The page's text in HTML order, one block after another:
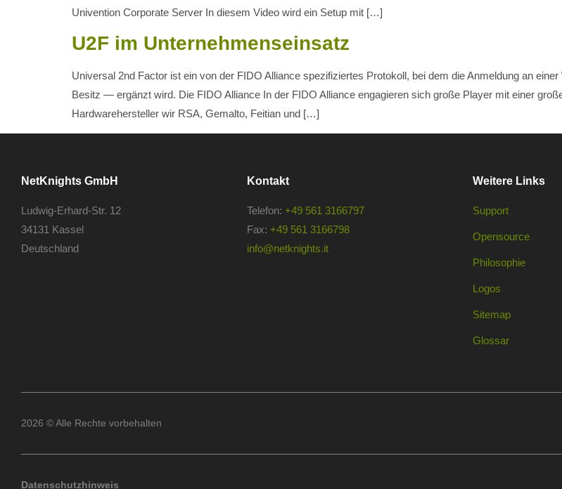
Univention Corporate Server In diesem Video wird ein Setup mit […]
U2F im Unternehmenseinsatz
Universal 2nd Factor ist ein von der FIDO Alliance spezifiziertes Protokoll, bei dem die Anmeldung an
Besitz — ergänzt wird. Die FIDO Alliance In der FIDO Alliance engagieren sich große Player mit einer
Hardwarehersteller wir RSA, Gemalto, Feitian und […]
NetKnights GmbH
Ludwig-Erhard-Str. 12
34131 Kassel
Deutschland
Kontakt
Telefon: +49 561 3166797
Fax: +49 561 3166798
info@netknights.it
Weitere Links
Support
Opensource
Philosophie
Logos
Sitemap
Glossar
2026 © Alle Rechte vorbehalten
Datenschutzhinweis